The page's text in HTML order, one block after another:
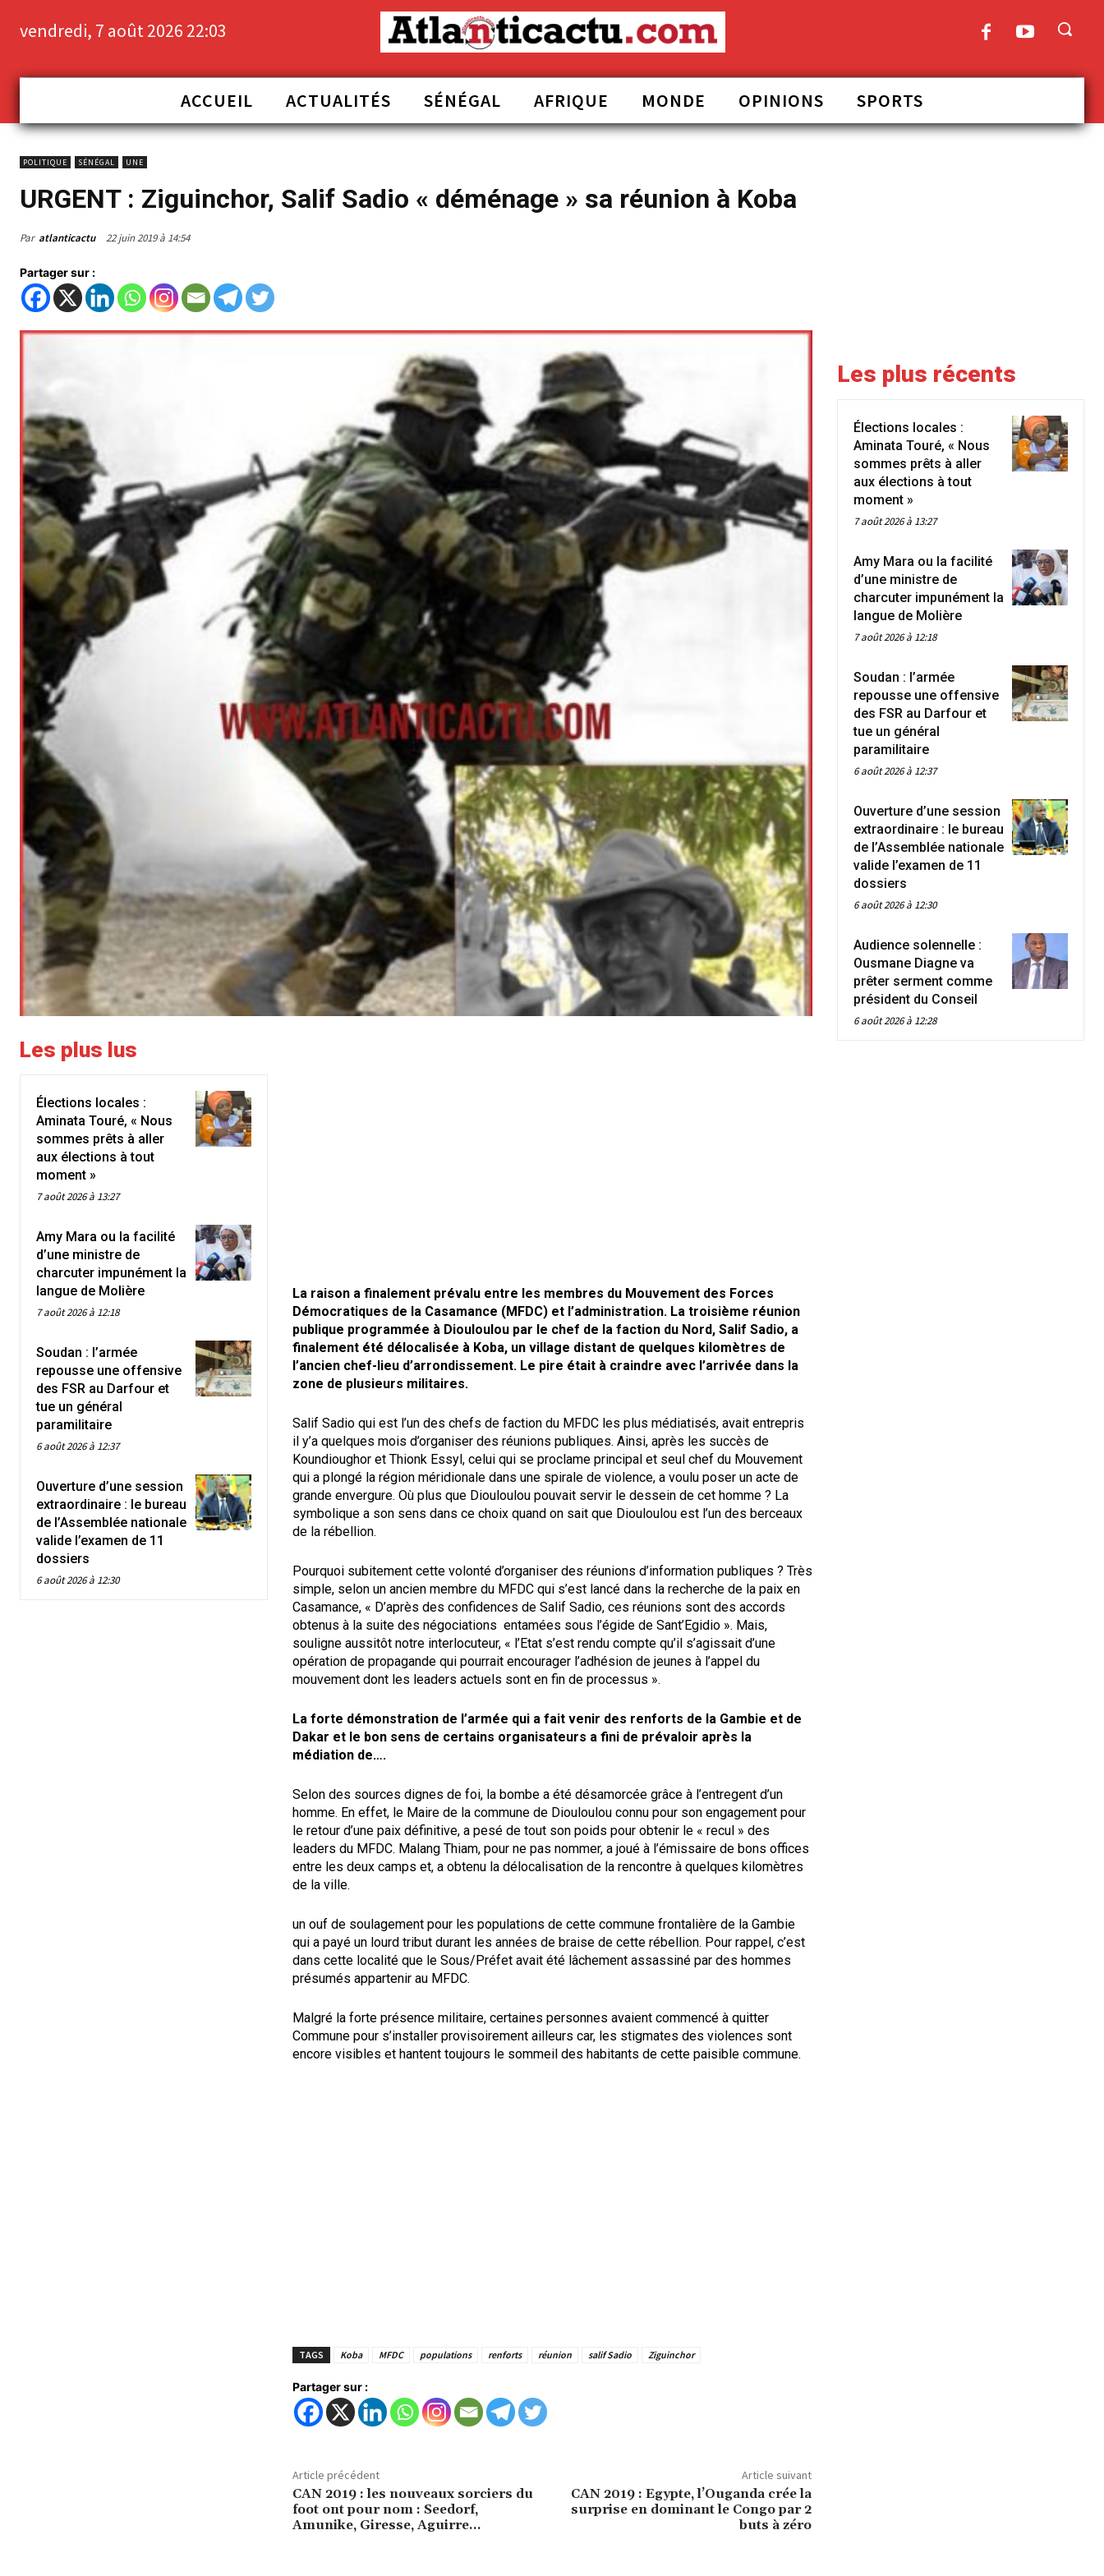
vendredi, 7 août 2026 22:03
ACCUEIL ACTUALITÉS SÉNÉGAL AFRIQUE MONDE OPINIONS SPORTS
POLITIQUE SÉNÉGAL UNE
URGENT : Ziguinchor, Salif Sadio « déménage » sa réunion à Koba
Par atlanticactu 22 juin 2019 à 14:54
Partager sur :
Les plus lus
Élections locales :
Aminata Touré, « Nous
sommes prêts à aller
aux élections à tout
moment »
7 août 2026 à 13:27
Amy Mara ou la facilité
d’une ministre de
charcuter impunément la
langue de Molière
7 août 2026 à 12:18
Soudan : l’armée
repousse une offensive
des FSR au Darfour et
tue un général
paramilitaire
6 août 2026 à 12:37
Ouverture d’une session
extraordinaire : le bureau
de l’Assemblée nationale
valide l’examen de 11
dossiers
6 août 2026 à 12:30
La raison a finalement prévalu entre les membres du Mouvement des Forces
Démocratiques de la Casamance (MFDC) et l’administration. La troisième réunion
publique programmée à Diouloulou par le chef de la faction du Nord, Salif Sadio, a
finalement été délocalisée à Koba, un village distant de quelques kilomètres de
l’ancien chef-lieu d’arrondissement. Le pire était à craindre avec l’arrivée dans la
zone de plusieurs militaires.
Salif Sadio qui est l’un des chefs de faction du MFDC les plus médiatisés, avait entrepris
il y’a quelques mois d’organiser des réunions publiques. Ainsi, après les succès de
Koundioughor et Thionk Essyl, celui qui se proclame principal et seul chef du Mouvement
qui a plongé la région méridionale dans une spirale de violence, a voulu poser un acte de
grande envergure. Où plus que Diouloulou pouvait servir le dessein de cet homme ? La
symbolique a son sens dans ce choix quand on sait que Diouloulou est l’un des berceaux
de la rébellion.
Pourquoi subitement cette volonté d’organiser des réunions d’information publiques ? Très
simple, selon un ancien membre du MFDC qui s’est lancé dans la recherche de la paix en
Casamance, « D’après des confidences de Salif Sadio, ces réunions sont des accords
obtenus à la suite des négociations entamées sous l’égide de Sant’Egidio ». Mais,
souligne aussitôt notre interlocuteur, « l’Etat s’est rendu compte qu’il s’agissait d’une
opération de propagande qui pourrait encourager l’adhésion de jeunes à l’appel du
mouvement dont les leaders actuels sont en fin de processus ».
La forte démonstration de l’armée qui a fait venir des renforts de la Gambie et de
Dakar et le bon sens de certains organisateurs a fini de prévaloir après la
médiation de….
Selon des sources dignes de foi, la bombe a été désamorcée grâce à l’entregent d’un
homme. En effet, le Maire de la commune de Diouloulou connu pour son engagement pour
le retour d’une paix définitive, a pesé de tout son poids pour obtenir le « recul » des
leaders du MFDC. Malang Thiam, pour ne pas nommer, a joué à l’émissaire de bons offices
entre les deux camps et, a obtenu la délocalisation de la rencontre à quelques kilomètres
de la ville.
un ouf de soulagement pour les populations de cette commune frontalière de la Gambie
qui a payé un lourd tribut durant les années de braise de cette rébellion. Pour rappel, c’est
dans cette localité que le Sous/Préfet avait été lâchement assassiné par des hommes
présumés appartenir au MFDC.
Malgré la forte présence militaire, certaines personnes avaient commencé à quitter
Commune pour s’installer provisoirement ailleurs car, les stigmates des violences sont
encore visibles et hantent toujours le sommeil des habitants de cette paisible commune.
TAGS Koba MFDC populations renforts réunion salif Sadio Ziguinchor
Partager sur :
Article précédent
CAN 2019 : les nouveaux sorciers du
foot ont pour nom : Seedorf,
Amunike, Giresse, Aguirre…
Article suivant
CAN 2019 : Egypte, l’Ouganda crée la
surprise en dominant le Congo par 2
buts à zéro
Les plus récents
Élections locales :
Aminata Touré, « Nous
sommes prêts à aller
aux élections à tout
moment »
7 août 2026 à 13:27
Amy Mara ou la facilité
d’une ministre de
charcuter impunément la
langue de Molière
7 août 2026 à 12:18
Soudan : l’armée
repousse une offensive
des FSR au Darfour et
tue un général
paramilitaire
6 août 2026 à 12:37
Ouverture d’une session
extraordinaire : le bureau
de l’Assemblée nationale
valide l’examen de 11
dossiers
6 août 2026 à 12:30
Audience solennelle :
Ousmane Diagne va
prêter serment comme
président du Conseil
6 août 2026 à 12:28